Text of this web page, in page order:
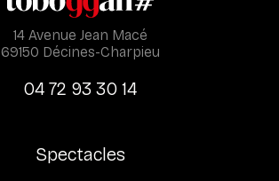
14 Avenue Jean Macé
69150 Décines-Charpieu
04 72 93 30 14
Spectacles